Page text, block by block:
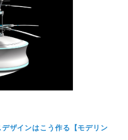
デザインはこう作る【モデリン